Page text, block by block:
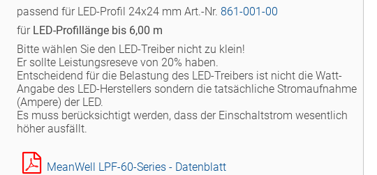
passend für LED-Profil 24x24 mm Art.-Nr.861-001-00
für LED-Profillänge bis 6,00 m
Bitte wählen Sie den LED-Treiber nicht zu klein!
Er sollte Leistungsreseve von 20% haben.
Entscheidend für die Belastung des LED-Treibers ist nicht die Watt-
Angabe des LED-Herstellers sondern die tatsächliche Stromaufnahme
(Ampere) der LED.
Es muss berücksichtigt werden, dass der Einschaltstrom wesentlich
höher ausfällt.
MeanWell LPF-60-Series - Datenblatt